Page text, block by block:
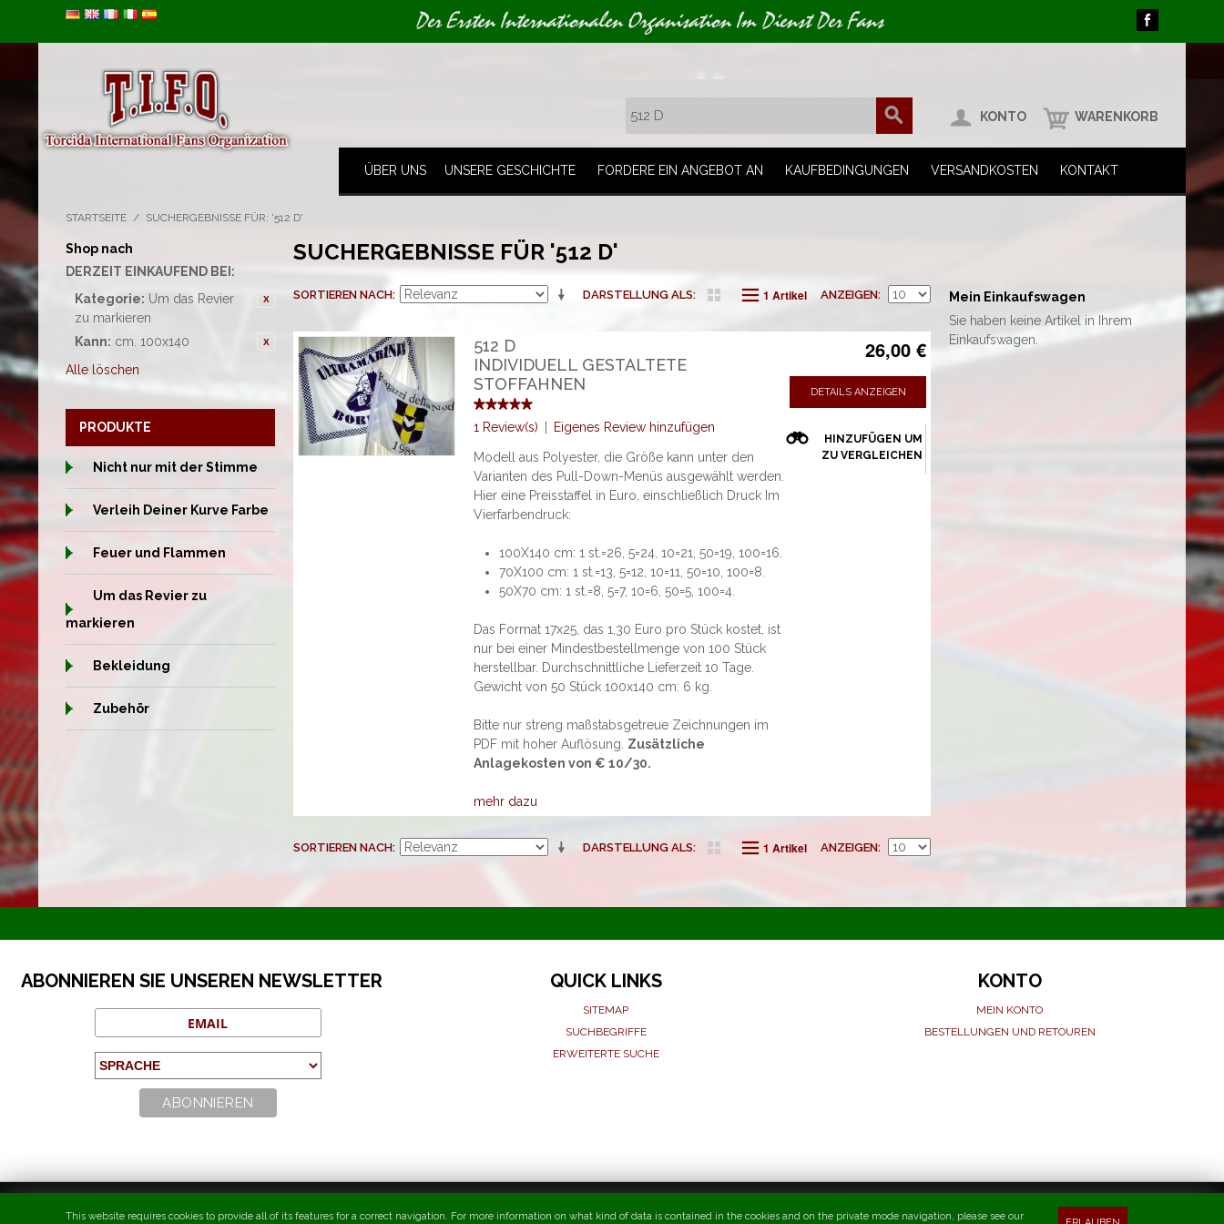
Der Ersten Internationalen Organisation Im Dienst Der Fans
KONTO WARENKORB
ÜBER UNS UNSERE GESCHICHTE FORDERE EIN ANGEBOT AN KAUFBEDINGUNGEN VERSANDKOSTEN KONTAKT
STARTSEITE / SUCHERGEBNISSE FÜR: '512 D'
Shop nach
DERZEIT EINKAUFEND BEI:
Kategorie: Um das Revier
zu markieren
Kann: cm. 100x140
Alle löschen
SUCHERGEBNISSE FÜR '512 D'
DARSTELLUNG ALS
SORTIEREN NACH 1 Artikel ANZEIGEN
512 D
INDIVIDUELL GESTALTETE
STOFFAHNEN
1 Review(s) Eigenes Review hinzufügen
26,00 €
DETAILS ANZEIGEN
HINZUFÜGEN UM
ZU VERGLEICHEN
Modell aus Polyester, die Größe kann unter den
Varianten des Pull-Down-Menüs ausgewählt werden.
Hier eine Preisstaffel in Euro, einschließlich Druck Im
Vierfarbendruck:
100X140 cm: 1 st.=26, 5=24, 10=21, 50=19, 100=16.
70X100 cm: 1 st.=13, 5=12, 10=11, 50=10, 100=8.
50X70 cm: 1 st.=8, 5=7, 10=6, 50=5, 100=4.
Das Format 17x25, das 1,30 Euro pro Stück kostet, ist
nur bei einer Mindestbestellmenge von 100 Stück
herstellbar. Durchschnittliche Lieferzeit 10 Tage.
Gewicht von 50 Stück 100x140 cm: 6 kg.
Bitte nur streng maßstabsgetreue Zeichnungen im
PDF mit hoher Auflösung. Zusätzliche
Anlagekosten von € 10/30.
mehr dazu
DARSTELLUNG ALS
SORTIEREN NACH 1 Artikel ANZEIGEN
PRODUKTE
Nicht nur mit der Stimme
Verleih Deiner Kurve Farbe
Feuer und Flammen
Um das Revier zu
markieren
Bekleidung
Zubehör
Mein Einkaufswagen
Sie haben keine Artikel in Ihrem
Einkaufswagen.
ABONNIEREN SIE UNSEREN NEWSLETTER QUICK LINKS
SITEMAP
SUCHBEGRIFFE
ERWEITERTE SUCHE
KONTO
MEIN KONTO
BESTELLUNGEN UND RETOUREN
T.I.F.O. - Torcida International Fans Organization
This website requires cookies to provide all of its features for a correct navigation. For more information on what kind of data is contained in the cookies and on the private mode navigation, please see our